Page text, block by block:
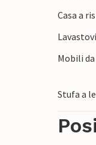
Una
c'è
zona
pesca.
vostra
Casa a
Mobili
Stufa a